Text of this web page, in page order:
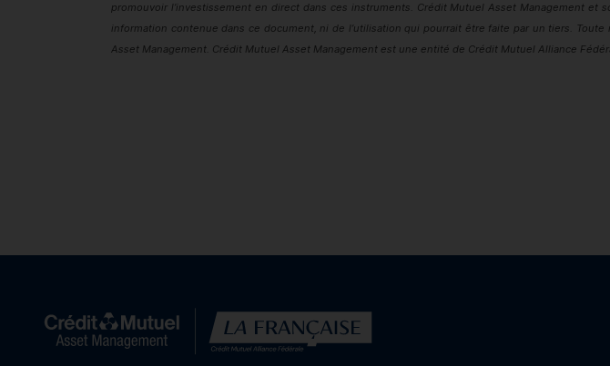
promouvoir l’investissement en direct dans ces instruments. Crédit MutuelAsset Management et
information contenue dans ce document, ni de l’utilisation qui pourrait être faite par un tiers.
Asset Management . Crédit Mutuel Asset Management est une entité de Crédit Mutuel Alliance